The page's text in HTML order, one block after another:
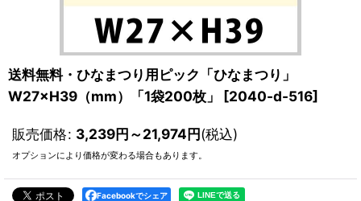
送料無料・ひなまつり用ピック「ひなまつり」
W27×H39（mm）「1袋200枚」
[2040-d-516]
販売価格: 3,239円～21,974円(税込)
オプションにより価格が変わる場合もあります。
Facebookでシェア